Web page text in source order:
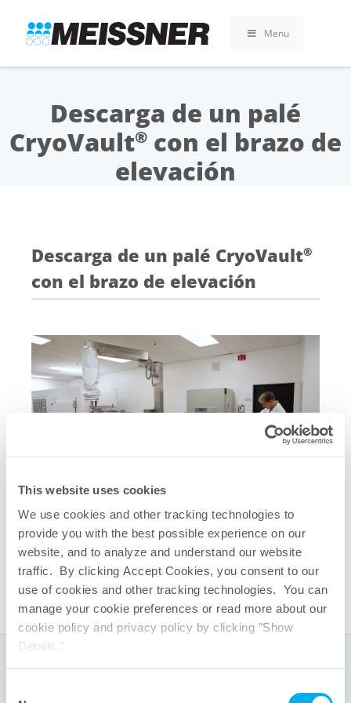
This website uses cookies
We use cookies and other tracking technologies to
provide you with the best possible experience on our
website, and to analyze and understand our website
traffic. By clicking Accept Cookies, you consent to our
use of cookies and other tracking technologies. You can
manage your cookie preferences or read more about our
cookie policy and privacy policy by clicking "Show
Details."
search
footer
contenido
Menu
Descarga de un palé
CryoVault® con el brazo de
elevación
Descarga de un palé CryoVault®
con el brazo de elevación
Enlaces rápidos relacionados
Plataforma de congelación y
descongelación CryoVault®
Folleto de CryoVault®
Sedes centrales internacionales